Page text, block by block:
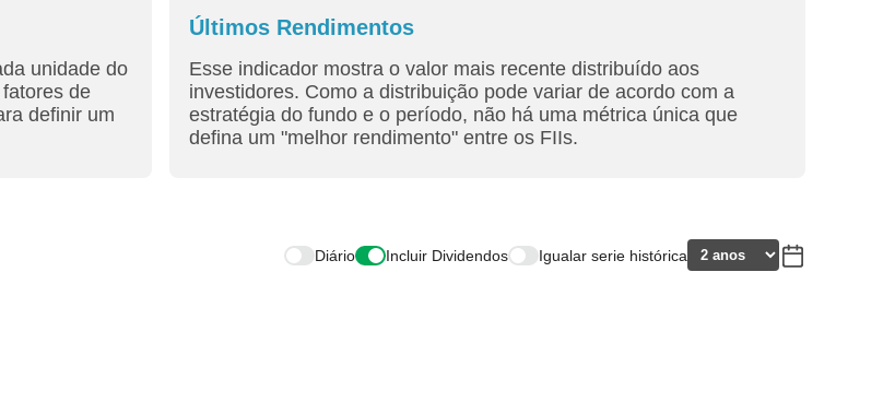
unidade do
de
definir um
Últimos Rendimentos
Esse indicador mostra o valor mais recente distribuído aos
investidores. Como a distribuição pode variar de acordo com a
estratégia do fundo e o período, não há uma métrica única que
defina um "melhor rendimento" entre os FIIs.
Diário Incluir Dividendos Igualar serie histórica